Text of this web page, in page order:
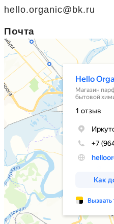
hello.organic@bk.ru
Почта